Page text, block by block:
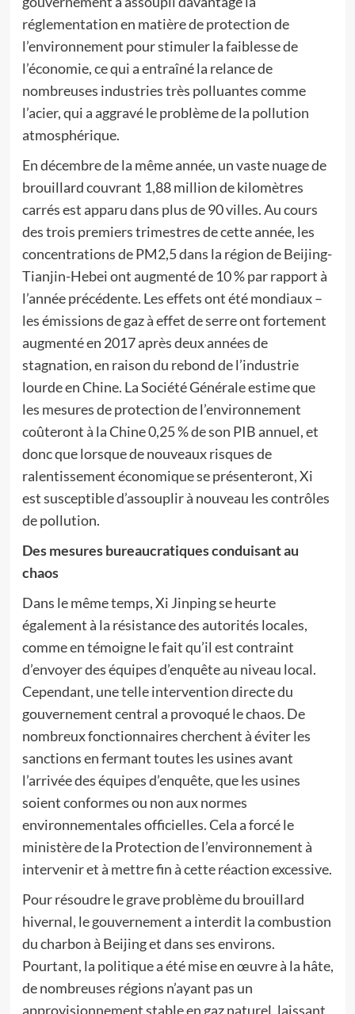
réglementation en matière de protection de
l’environnement pour stimuler la faiblesse de
l’économie, ce qui a entraîné la relance de
nombreuses industries très polluantes comme
l’acier, qui a aggravé le problème de la pollution
atmosphérique.
En décembre de la même année, un vaste nuage de
brouillard couvrant 1,88 million de kilomètres
carrés est apparu dans plus de 90 villes. Au cours
des trois premiers trimestres de cette année, les
concentrations de PM2,5 dans la région de Beijing-
Tianjin-Hebei ont augmenté de 10 % par rapport à
l’année précédente. Les effets ont été mondiaux –
les émissions de gaz à effet de serre ont fortement
augmenté en 2017 après deux années de
stagnation, en raison du rebond de l’industrie
lourde en Chine. La Société Générale estime que
les mesures de protection de l’environnement
coûteront à la Chine 0,25 % de son PIB annuel, et
donc que lorsque de nouveaux risques de
ralentissement économique se présenteront, Xi
est susceptible d’assouplir à nouveau les contrôles
de pollution.
Des mesures bureaucratiques conduisant au
chaos
Dans le même temps, Xi Jinping se heurte
également à la résistance des autorités locales,
comme en témoigne le fait qu’il est contraint
d’envoyer des équipes d’enquête au niveau local.
Cependant, une telle intervention directe du
gouvernement central a provoqué le chaos. De
nombreux fonctionnaires cherchent à éviter les
sanctions en fermant toutes les usines avant
l’arrivée des équipes d’enquête, que les usines
soient conformes ou non aux normes
environnementales officielles. Cela a forcé le
ministère de la Protection de l’environnement à
intervenir et à mettre fin à cette réaction excessive.
Pour résoudre le grave problème du brouillard
hivernal, le gouvernement a interdit la combustion
du charbon à Beijing et dans ses environs.
Pourtant, la politique a été mise en œuvre à la hâte,
de nombreuses régions n’ayant pas un
approvisionnement stable en gaz naturel, laissant